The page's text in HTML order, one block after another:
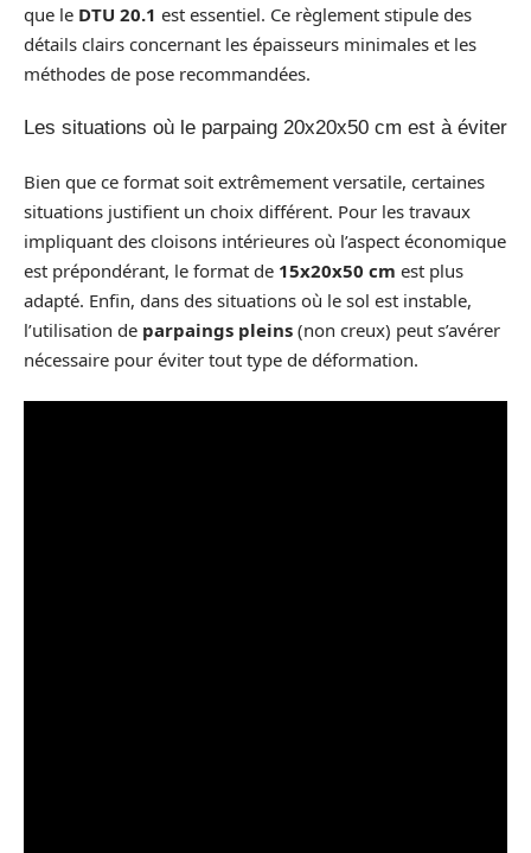
que le DTU 20.1 est essentiel. Ce règlement stipule des
détails clairs concernant les épaisseurs minimales et les
méthodes de pose recommandées.
Les situations où le parpaing 20x20x50 cm est à éviter
Bien que ce format soit extrêmement versatile, certaines
situations justifient un choix différent. Pour les travaux
impliquant des cloisons intérieures où l’aspect économique
est prépondérant, le format de 15x20x50 cm est plus
adapté. Enfin, dans des situations où le sol est instable,
l’utilisation de parpaings pleins (non creux) peut s’avérer
nécessaire pour éviter tout type de déformation.